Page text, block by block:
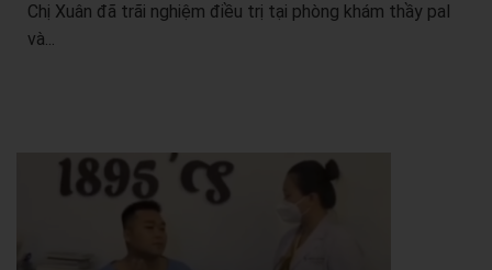
Chị Xuân đã trãi nghiệm điều trị tại phòng khám thầy pal
và...